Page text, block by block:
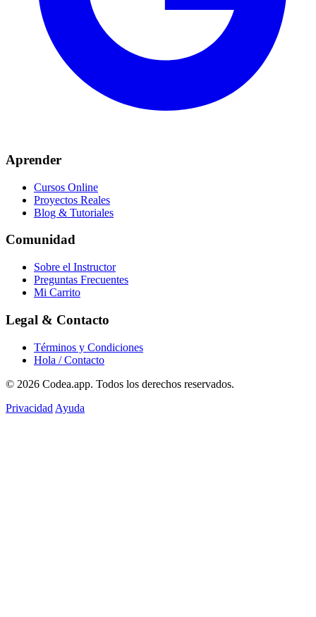
Aprender
Cursos Online
Proyectos Reales
Blog & Tutoriales
Comunidad
Sobre el Instructor
Preguntas Frecuentes
Mi Carrito
Legal & Contacto
Términos y Condiciones
Hola / Contacto
© 2026 Codea.app. Todos los derechos reservados.
Privacidad Ayuda